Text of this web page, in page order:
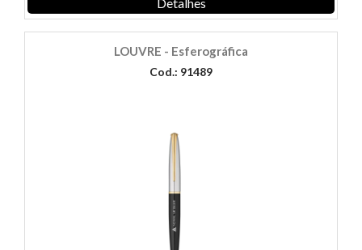
LOUVRE - Esferográfica
Cod.: 91489